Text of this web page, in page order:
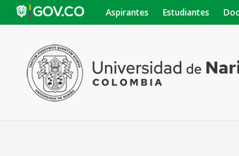
Aspirantes Estudiantes